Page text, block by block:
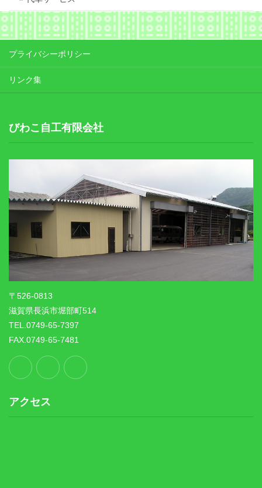
プライバシーポリシー
リンク集
びわこ自工有限会社
〒526-0813
滋賀県長浜市堀部町514
TEL.0749-65-7397
FAX.0749-65-7481
アクセス